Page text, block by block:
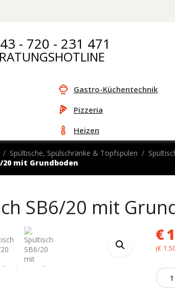
- 720 - 231 471
Gastro-Küchentechnik
Pizzeria
Heizen
Spültische, Spülschränke & Topfspülen
20 mit Grundboden
SB6/20 mit
€
(€
SB6/